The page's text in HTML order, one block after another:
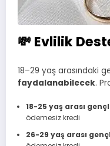
💸 Evlilik
18–29 yaş arasındaki
faydalanabilecek.
18-25 yaş arası
ödemesiz kredi
26-29 yaş arası